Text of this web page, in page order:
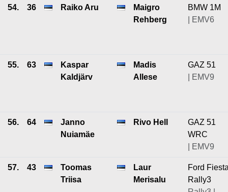
54. 36 Raiko Aru
Maigro
Rehberg
BMW 1M
| EMV6
55. 63
Kaspar
Kaldjärv
Madis
Allese
GAZ 51
| EMV9
56. 64
Janno
Nuiamäe
Rivo Hell
GAZ 51
WRC
| EMV9
57. 43
Toomas
Triisa
Laur
Merisalu
Ford
Rally3